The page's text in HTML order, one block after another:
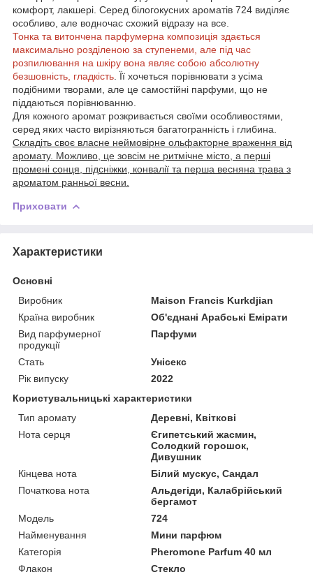
комфорт, лакшері. Серед білогокусних ароматів 724 виділяє
особливо, але водночас схожий відразу на все.
Тонка та витончена парфумерна композиція здається
максимально розділеною за ступенеми, але під час
розпилювання на шкіру вона являє собою абсолютну
безшовність, гладкість . Її хочеться порівнювати з усіма
подібними творами, але це самостійні парфуми, що не
піддаються порівнюванню.
Для кожного аромат розкривається своїми особливостями,
серед яких часто вирізняються багатогранність і глибина.
Складіть своє власне неймовірне ольфакторне враження від
аромату. Можливо, це зовсім не ритмічне місто, а перші
промені сонця, підсніжки, конвалії та перша весняна трава з
ароматом ранньої весни.
Приховати
Характеристики
Основні
Виробник
Maison Francis Kurkdjian
Країна виробник
Об'єднані Арабські Емірати
Вид парфумерної
продукції
Парфуми
Стать
Унісекс
Рік випуску
2022
Користувальницькі характеристики
Тип аромату
Деревні, Квіткові
Нота серця
Єгипетський жасмин,
Солодкий горошок,
Дивушник
Кінцева нота
Білий мускус, Сандал
Початкова нота
Альдегіди, Калабрійський
бергамот
Мoдель
724
Найменування
Мини парфюм
Категорія
Pheromone Parfum 40 мл
Флакон
Стекло